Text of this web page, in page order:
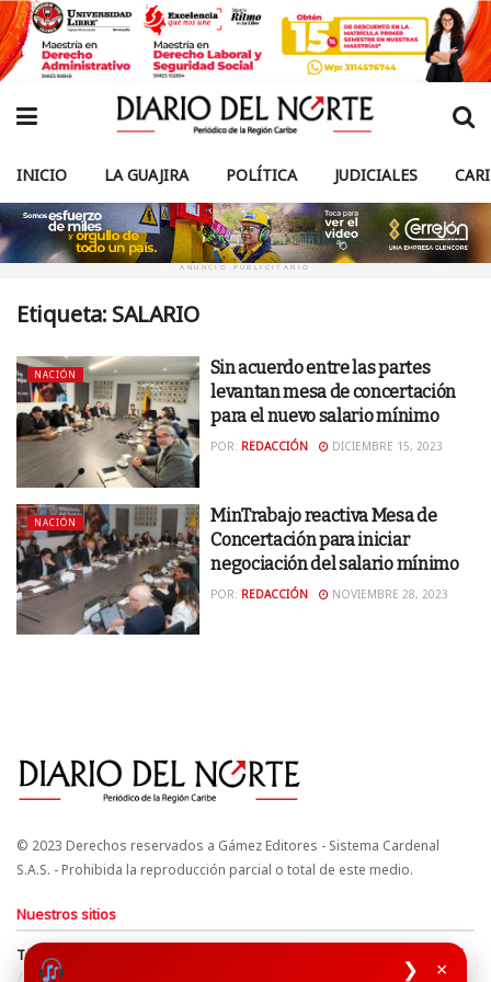
❯ ×
INICIO LA GUAJIRA POLÍTICA JUDICIALES
ANUNCIO PUBLICITARIO
Etiqueta: SALARIO
NACIÓN
Sin acuerdo entre las partes
levantan mesa de concertación
para el nuevo salario mínimo
POR: REDACCIÓN DICIEMBRE 15, 2023
NACIÓN
MinTrabajo reactiva Mesa de
Concertación para iniciar
negociación del salario mínimo
POR: REDACCIÓN NOVIEMBRE 28, 2023
© 2023 Derechos reservados a Gámez Editores - Sistema Cardenal
S.A.S. - Prohibida la reproducción parcial o total de este medio.
Nuestros sitios
Términos y Condiciones
Derechos de Autor y Propiedad Intelectual